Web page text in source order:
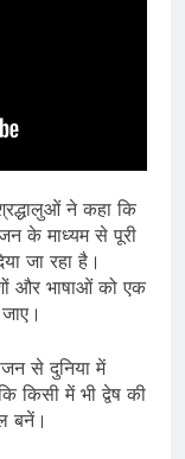
ने कहा कि
के माध्यम से पूरी
जा रहा है।
और भाषाओं को एक
से दुनिया में
किसी में भी द्वेष की
बनें।